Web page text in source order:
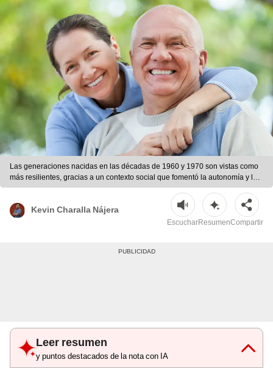
Las generaciones nacidas en las décadas de 1960 y 1970 son vistas como
más resilientes, gracias a un contexto social que fomentó la autonomía y la
capacidad de enfrentar adversidades. | Foto: Magnific
Kevin Charalla Nájera
EscucharResumenCompartir
Leer resumen
y puntos destacados de la nota con IA